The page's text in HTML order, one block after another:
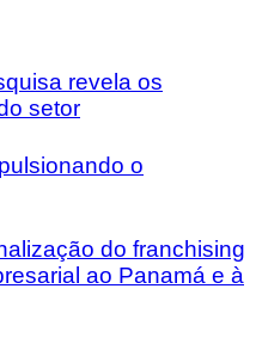
revela os
setor
o
do franchising
ao Panamá e à